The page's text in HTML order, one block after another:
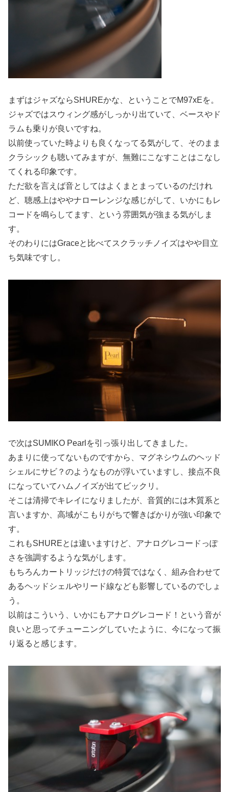
まずはジャズならSHUREかな、ということでM97xEを。
ジャズではスウィング感がしっかり出ていて、ベースやド
ラムも乗りが良いですね。
以前使っていた時よりも良くなってる気がして、そのまま
クラシックも聴いてみますが、無難にこなすことはこなし
てくれる印象です。
ただ欲を言えば音としてはよくまとまっているのだけれ
ど、聴感上はややナローレンジな感じがして、いかにもレ
コードを鳴らしてます、という雰囲気が強まる気がしま
す。
そのわりにはGraceと比べてスクラッチノイズはやや目立
ち気味ですし。
で次はSUMIKO Pearlを引っ張り出してきました。
あまりに使ってないものですから、マグネシウムのヘッド
シェルにサビ？のようなものが浮いていますし、接点不良
になっていてハムノイズが出てビックリ。
そこは清掃でキレイになりましたが、音質的には木質系と
言いますか、高域がこもりがちで響きばかりが強い印象で
す。
これもSHUREとは違いますけど、アナログレコードっぽ
さを強調するような気がします。
もちろんカートリッジだけの特質ではなく、組み合わせて
あるヘッドシェルやリード線なども影響しているのでしょ
う。
以前はこういう、いかにもアナログレコード！という音が
良いと思ってチューニングしていたように、今になって振
り返ると感じます。